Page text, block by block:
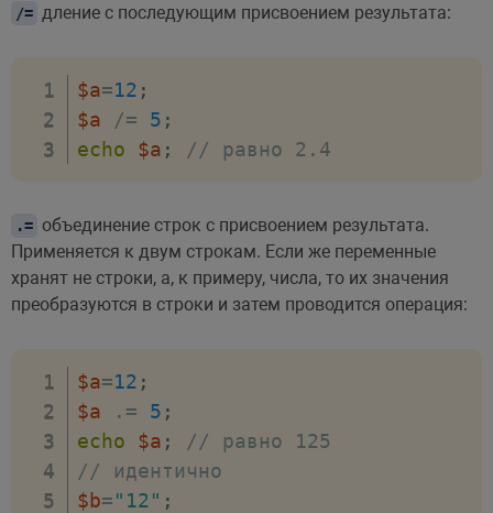
/= дление с последующим присвоением результата:
$a=12 ;
$a
/= 5 ;
echo
$a ; // равно 2.4
.= объединение строк с присвоением результата.
Применяется к двум строкам. Если же переменные
хранят не строки, а, к примеру, числа, то их значения
преобразуются в строки и затем проводится операция:
$a=12 ;
$a
.= 5 ;
echo
$a ;
// равно 125
// идентично
$b="12" ;